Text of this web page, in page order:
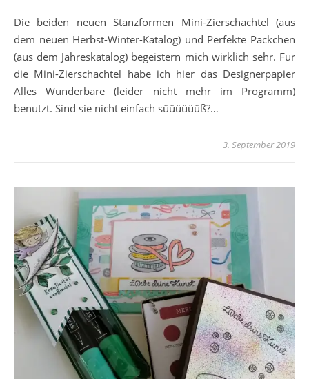
Die beiden neuen Stanzformen Mini-Zierschachtel (aus
dem neuen Herbst-Winter-Katalog) und Perfekte Päckchen
(aus dem Jahreskatalog) begeistern mich wirklich sehr. Für
die Mini-Zierschachtel habe ich hier das Designerpapier
Alles Wunderbare (leider nicht mehr im Programm)
benutzt. Sind sie nicht einfach süüüüüüß?…
3. September 2019